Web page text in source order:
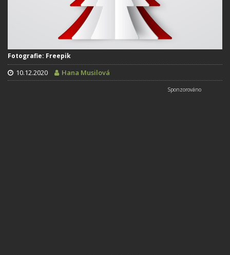
Fotografie: Freepik
10.12.2020 Hana Musilová